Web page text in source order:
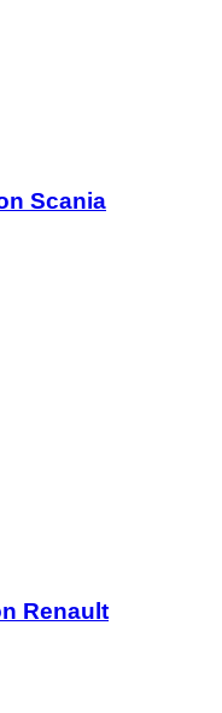
Scania
Renault